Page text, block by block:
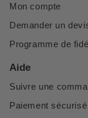
Mon compte
Demander un
Programme de
Aide
Suivre une
Paiement sécurisé